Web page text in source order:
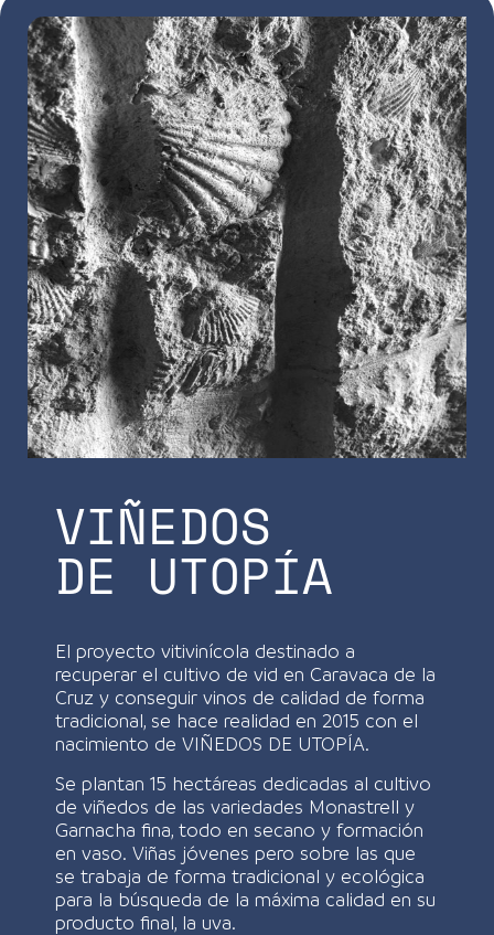
VIÑEDOS
DE UTOPÍA
El proyecto vitivinícola destinado a
recuperar el cultivo de vid en Caravaca de la
Cruz y conseguir vinos de calidad de forma
tradicional, se hace realidad en 2015 con el
nacimiento de VIÑEDOS DE UTOPÍA.
Se plantan 15 hectáreas dedicadas al cultivo
de viñedos de las variedades Monastrell y
Garnacha fina, todo en secano y formación
en vaso. Viñas jóvenes pero sobre las que
se trabaja de forma tradicional y ecológica
para la búsqueda de la máxima calidad en su
producto final, la uva.